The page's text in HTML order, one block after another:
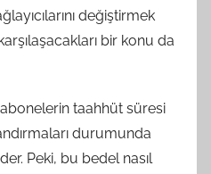
değiştirmek
bir konu da
taahhüt süresi
durumunda
Peki, bu bedel nasıl